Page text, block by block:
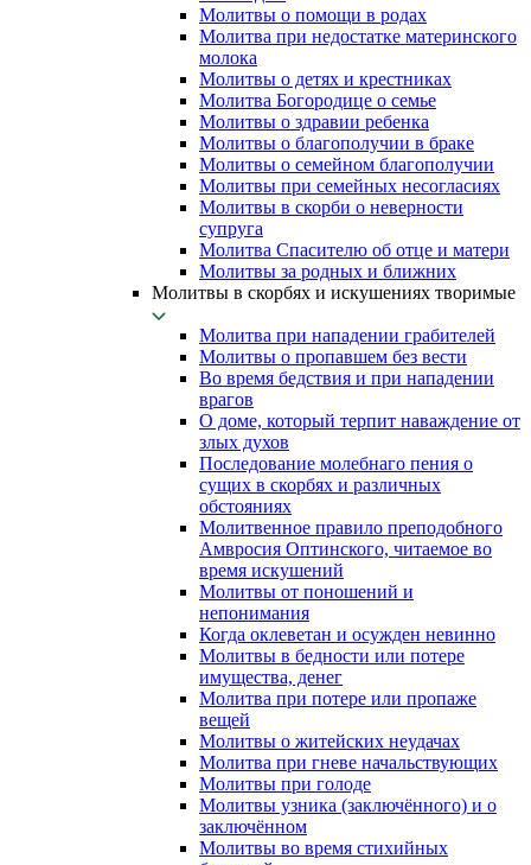
Молитвы о помощи в родах
Молитва при недостатке материнского
молока
Молитвы о детях и крестниках
Молитва Богородице о семье
Молитвы о здравии ребенка
Молитвы о благополучии в браке
Молитвы о семейном благополучии
Молитвы при семейных несогласиях
Молитвы в скорби о неверности
супруга
Молитва Спасителю об отце и матери
Молитвы за родных и ближних
Молитвы в скорбях и искушениях творимые
Молитва при нападении грабителей
Молитвы о пропавшем без вести
Во время бедствия и при нападении
врагов
О доме, который терпит наваждение от
злых духов
Последование молебнаго пения о
сущих в скорбях и различных
обстояниях
Молитвенное правило преподобного
Амвросия Оптинского, читаемое во
время искушений
Молитвы от поношений и
непонимания
Когда оклеветан и осужден невинно
Молитвы в бедности или потере
имущества, денег
Молитва при потере или пропаже
вещей
Молитвы о житейских неудачах
Молитва при гневе начальствующих
Молитвы при голоде
Молитвы узника (заключённого) и о
заключённом
Молитвы во время стихийных